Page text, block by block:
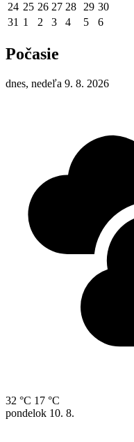
24 25 26 27 28 29 30
31 1 2 3 4 5 6
Počasie
dnes, nedeľa 9. 8. 2026
32 °C 17 °C
pondelok 10. 8.